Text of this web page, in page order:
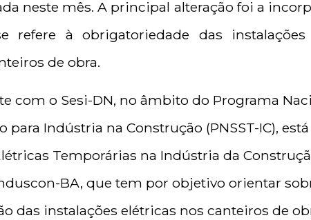
neste mês. A principal alteração foi a
refere à obrigatoriedade das
de obra.
com o Sesi-DN, no âmbito do Programa
para Indústria na Construção (PNSST-IC),
Temporárias na Indústria da
BA, que tem por objetivo orientar
das instalações elétricas nos canteiros de